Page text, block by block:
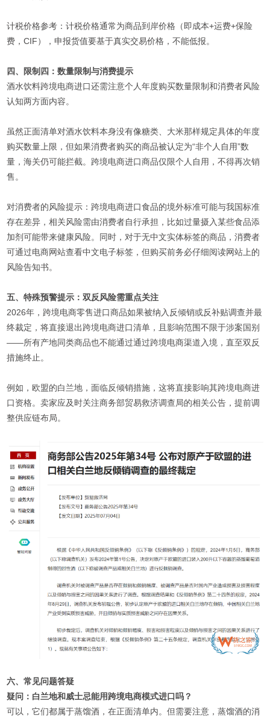
计税价格参考：计税价格通常为商品到岸价格（即成本+运费+保险
费，CIF），申报货值要基于真实交易价格，不能低报。
四、限制四：数量限制与消费提示
酒水饮料跨境电商进口还需注意个人年度购买数量限制和消费者风险
认知两方面内容。
虽然正面清单对酒水饮料本身没有像糖类、大米那样规定具体的年度
购买数量上限，但如果消费者购买的商品被认定为“非个人自用”数
量，海关仍可能拦截。跨境电商进口商品仅限个人自用，不得再次销
售。
对消费者的风险提示：跨境电商进口食品的境外标准可能与我国标准
存在差异，相关风险需由消费者自行承担，比如过量摄入某些食品添
加剂可能带来健康风险。同时，对于无中文实体标签的商品，消费者
可通过电商网站查看中文电子标签，但购买前务必仔细阅读网站上的
风险告知书。
五、特殊预警提示：双反风险需重点关注
2026年，跨境电商零售进口商品如果被纳入反倾销或反补贴调查并最
终裁定，将直接退出跨境电商进口清单，且影响范围不限于涉案国别
——所有产地同类商品也不能通过通过跨境电商渠道入境，直至双反
措施终止。
例如，欧盟的白兰地，面临反倾销措施，这将直接影响其跨境电商进
口资格。卖家应及时关注商务部贸易救济调查局的相关公告，提前调
整供应链布局。
六、常见问题答疑
疑问：白兰地和威士忌能用跨境电商模式进口吗？
可以，它们都属于蒸馏酒，在正面清单内。但需要注意，蒸馏酒的消